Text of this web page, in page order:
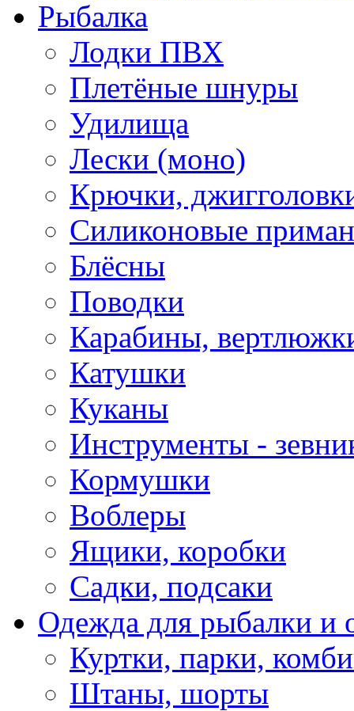
Рыбалка
Лодки ПВХ
Плетёные шнуры
Удилища
Лески (моно)
Крючки,
Силиконовые
Блёсны
Поводки
Карабины,
Катушки
Куканы
Инструменты -
Кормушки
Воблеры
Ящики, коробки
Садки, подсаки
Одежда для рыбалки и
Куртки, парки,
Штаны, шорты